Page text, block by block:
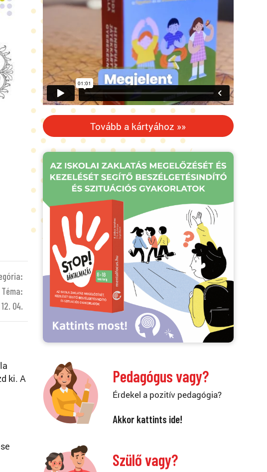
Téma:
04.
ki. A
Tovább a kártyához »»
Pedagógus vagy?
Érdekel a pozitív pedagógia?
Akkor kattints ide!
Szülő vagy?